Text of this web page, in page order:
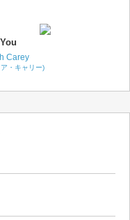
Carey
・キャリー)